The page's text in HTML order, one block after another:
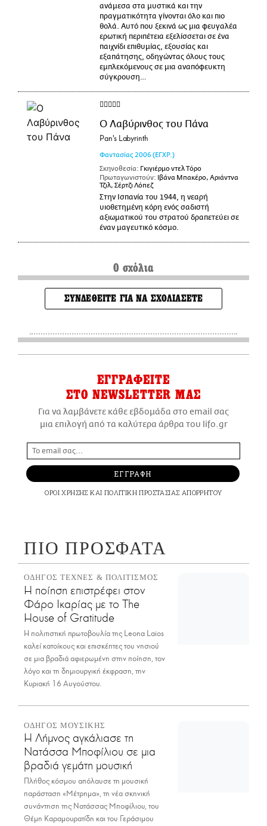
ανάμεσα στα μυστικά και την
πραγματικότητα γίνονται όλο και πιο
θολά. Αυτό που ξεκινά ως μια φευγαλέα
ερωτική περιπέτεια εξελίσσεται σε ένα
παιχνίδι επιθυμίας, εξουσίας και
εξαπάτησης, οδηγώντας όλους τους
εμπλεκόμενους σε μια αναπόφευκτη
σύγκρουση…
Ο Λαβύρινθος του Πάνα
Pan's Labyrinth
Φαντασίας 2006 (ΕΓΧΡ.)
Σκηνοθεσία: Γκιγιέρμο ντελ Τόρο
Πρωταγωνιστούν: Ιβάνα Μπακέρο, Αριάντνα
Τζιλ, Σέρτζι Λόπεζ
Στην Ισπανία του 1944, η νεαρή
υιοθετημένη κόρη ενός σαδιστή
αξιωματικού του στρατού δραπετεύει σε
έναν μαγευτικό κόσμο.
0 σχόλια
ΣΥΝΔΕΘΕΙΤΕ ΓΙΑ ΝΑ ΣΧΟΛΙΑΣΕΤΕ
ΕΓΓΡΑΦΕΙΤΕ
ΣΤΟ NEWSLETTER ΜΑΣ
Για να λαμβάνετε κάθε εβδομάδα στο email σας
μια επιλογή από τα καλύτερα άρθρα του lifo.gr
ΕΓΓΡΑΦΗ
ΟΡΟΙ ΧΡΗΣΗΣ ΚΑΙ ΠΟΛΙΤΙΚΗ ΠΡΟΣΤΑΣΙΑΣ ΑΠΟΡΡΗΤΟΥ
ΠΙΟ ΠΡΟΣΦΑΤΑ
ΟΔΗΓΟΣ ΤΕΧΝΕΣ & ΠΟΛΙΤΙΣΜΟΣ
Η ποίηση επιστρέφει στον
Φάρο Ικαρίας με το The
House of Gratitude
H πολιτιστική πρωτοβουλία της Leona Laios
καλεί κατοίκους και επισκέπτες του νησιού
σε μια βραδιά αφιερωμένη στην ποίηση, τον
λόγο και τη δημιουργική έκφραση, την
Κυριακή 16 Αυγούστου.
ΟΔΗΓΟΣ ΜΟΥΣΙΚΗΣ
Η Λήμνος αγκάλιασε τη
Νατάσσα Μποφίλιου σε μια
βραδιά γεμάτη μουσική
Πλήθος κόσμου απόλαυσε τη μουσική
παράσταση «Μέτρημα», τη νέα σκηνική
συνάντηση της Νατάσσας Μποφίλιου, του
Θέμη Καραμουρατίδη και του Γεράσιμου